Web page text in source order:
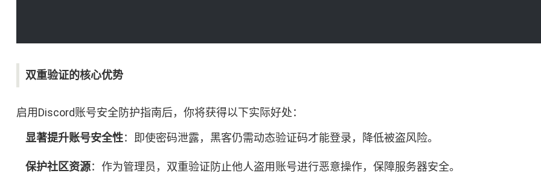
双重验证的核心优势
启用Discord账号安全防护指南后，你将获得以下实际好处：
显著提升账号安全性：即使密码泄露，黑客仍需动态验证码才能登录，降低被盗风险。
保护社区资源：作为管理员，双重验证防止他人盗用账号进行恶意操作，保障服务器安全。